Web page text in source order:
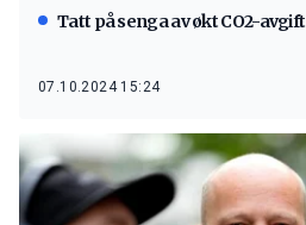
Tatt på senga av økt CO2-avgift
07.10.2024 15:24